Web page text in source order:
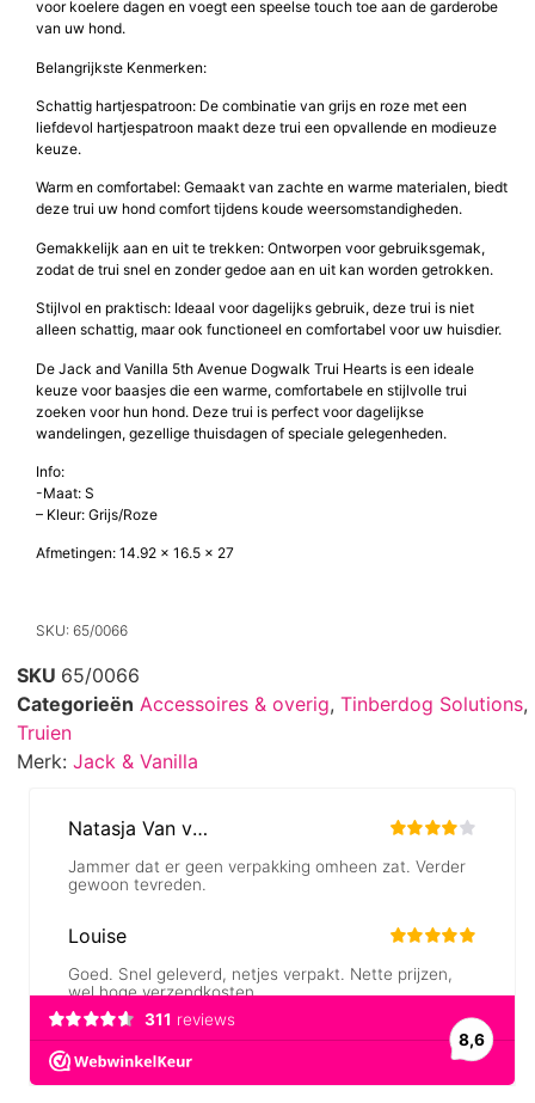
voor koelere dagen en voegt een speelse touch toe aan de garderobe
van uw hond.
Belangrijkste Kenmerken:
Schattig hartjespatroon: De combinatie van grijs en roze met een
liefdevol hartjespatroon maakt deze trui een opvallende en modieuze
keuze.
Warm en comfortabel: Gemaakt van zachte en warme materialen, biedt
deze trui uw hond comfort tijdens koude weersomstandigheden.
Gemakkelijk aan en uit te trekken: Ontworpen voor gebruiksgemak,
zodat de trui snel en zonder gedoe aan en uit kan worden getrokken.
Stijlvol en praktisch: Ideaal voor dagelijks gebruik, deze trui is niet
alleen schattig, maar ook functioneel en comfortabel voor uw huisdier.
De Jack and Vanilla 5th Avenue Dogwalk Trui Hearts is een ideale
keuze voor baasjes die een warme, comfortabele en stijlvolle trui
zoeken voor hun hond. Deze trui is perfect voor dagelijkse
wandelingen, gezellige thuisdagen of speciale gelegenheden.
Info:
-Maat: S
– Kleur: Grijs/Roze
Afmetingen: 14.92 x 16.5 x 27
SKU: 65/0066
SKU 65/0066
Categorieën Accessoires & overig, Tinberdog Solutions,
Truien
Merk: Jack & Vanilla